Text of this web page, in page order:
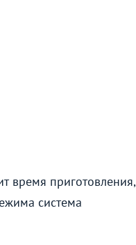
время приготовления,
система